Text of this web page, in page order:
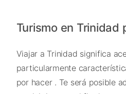
Turismo en Trinidad
Viajar a Trinidad significa
particularmente
por hacer . Te será posible